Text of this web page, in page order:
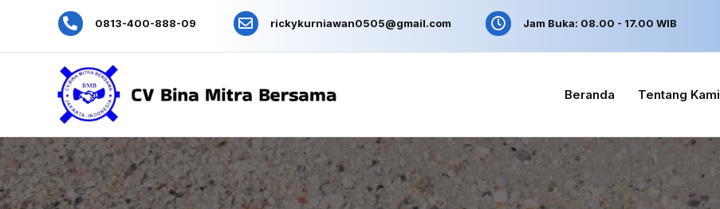
0813-400-888-09 rickykurniawan0505@gmail.com Jam Buka: 08.00 - 17.00 WIB
Beranda Tentang Kami